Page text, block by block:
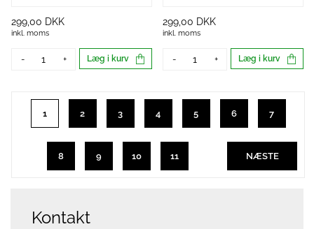
299,00 DKK
inkl. moms
- + Læg i kurv
299,00 DKK
inkl. moms
- + Læg i kurv
1 2 3 4 5 6 7
8 9 10 11 NÆSTE
Kontakt